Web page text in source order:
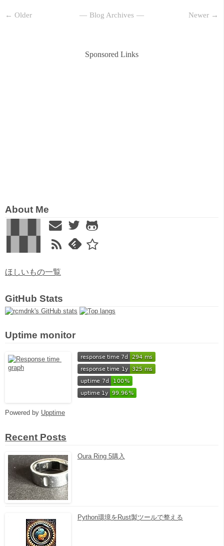
← Older Blog Archives Newer →
Sponsored Links
About Me
ほしいもの一覧
GitHub Stats
Uptime monitor
Powered by Upptime
Recent Posts
Oura Ring 5購入
Python環境をRust製ツールで整える